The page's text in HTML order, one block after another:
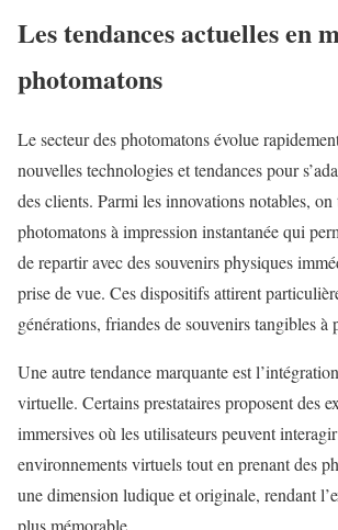
Les tendances actuelles en
photomatons
Le secteur des photomatons évolue
nouvelles technologies et tendances pour
des clients. Parmi les innovations notables, on
photomatons à impression instantanée qui
de repartir avec des souvenirs physiques
prise de vue. Ces dispositifs attirent
générations, friandes de souvenirs tangibles à
Une autre tendance marquante est
virtuelle. Certains prestataires proposent des
immersives où les utilisateurs peuvent
environnements virtuels tout en prenant des
une dimension ludique et originale, rendant
plus mémorable.